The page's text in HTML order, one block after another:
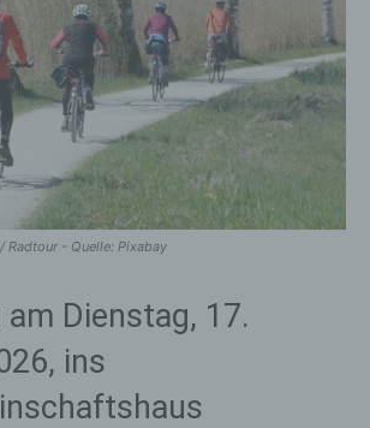
Radtour - Quelle: Pixabay
Dienstag, 17.
ins